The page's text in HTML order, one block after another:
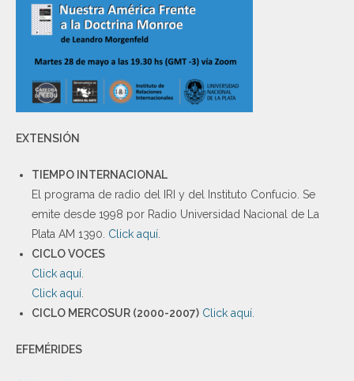
EXTENSIÓN
TIEMPO INTERNACIONAL
El programa de radio del IRI y del Instituto Confucio. Se
emite desde 1998 por Radio Universidad Nacional de La
Plata AM 1390. Click aquí.
CICLO VOCES
Click aquí.
Click aquí.
CICLO MERCOSUR (2000-2007) Click aquí.
EFEMÉRIDES